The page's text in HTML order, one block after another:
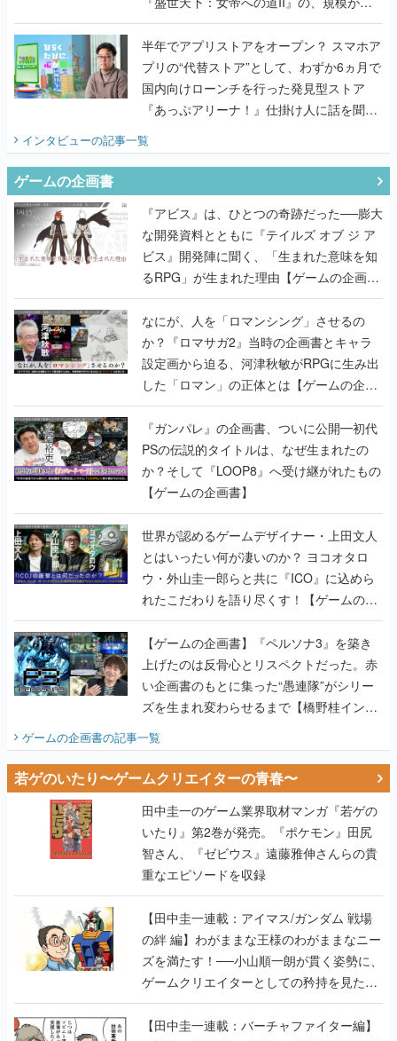
うこだわりをプロデューサーに聞いた
半年でアプリストアをオープン？ スマホア
プリの“代替ストア”として、わずか6ヵ月で
国内向けローンチを行った発見型ストア
『あっぷアリーナ！』仕掛け人に話を聞い
てみた
インタビューの記事一覧
ゲームの企画書
『アビス』は、ひとつの奇跡だった──膨大
な開発資料とともに『テイルズ オブ ジ ア
ビス』開発陣に聞く、「生まれた意味を知
るRPG」が生まれた理由【ゲームの企画
書】
なにが、人を「ロマンシング」させるの
か？『ロマサガ2』当時の企画書とキャラ
設定画から迫る、河津秋敏がRPGに生み出
した「ロマン」の正体とは【ゲームの企画
書】
『ガンパレ』の企画書、ついに公開━初代
PSの伝説的タイトルは、なぜ生まれたの
か？そして『LOOP8』へ受け継がれたもの
【ゲームの企画書】
世界が認めるゲームデザイナー・上田文人
とはいったい何が凄いのか？ ヨコオタロ
ウ・外山圭一郎らと共に『ICO』に込めら
れたこだわりを語り尽くす！【ゲームの企
画書】
【ゲームの企画書】『ペルソナ3』を築き
上げたのは反骨心とリスペクトだった。赤
い企画書のもとに集った“愚連隊”がシリー
ズを生まれ変わらせるまで【橋野桂インタ
ビュー】
ゲームの企画書の記事一覧
若ゲのいたり〜ゲームクリエイターの青春〜
田中圭一のゲーム業界取材マンガ『若ゲの
いたり』第2巻が発売。『ポケモン』田尻
智さん、『ゼビウス』遠藤雅伸さんらの貴
重なエピソードを収録
【田中圭一連載：アイマス/ガンダム 戦場
の絆 編】わがままな王様のわがままなニー
ズを満たす！──小山順一朗が貫く姿勢に、
ゲームクリエイターとしての矜持を見た
【若ゲのいたり最終回】
【田中圭一連載：バーチャファイター編】